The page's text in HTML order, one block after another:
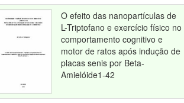
O efeito das nanopartículas de
L-Triptofano e exercício físico no
comportamento cognitivo e
motor de ratos após indução de
placas senis por Beta-
Amielóide1-42